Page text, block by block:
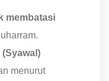
membatasi
menurut